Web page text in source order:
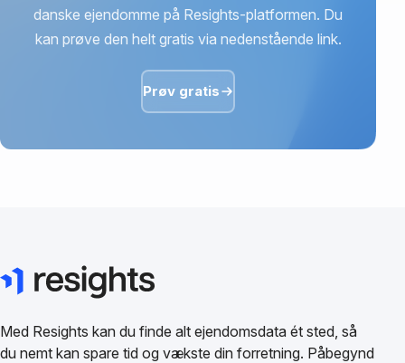
danske ejendomme på Resights-platformen. Du
kan prøve den helt gratis via nedenstående link.
Prøv gratis
Med Resights kan du finde alt ejendomsdata ét sted, så
du nemt kan spare tid og vækste din forretning. Påbegynd